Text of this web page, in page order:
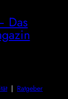
Das
| Ratgeber